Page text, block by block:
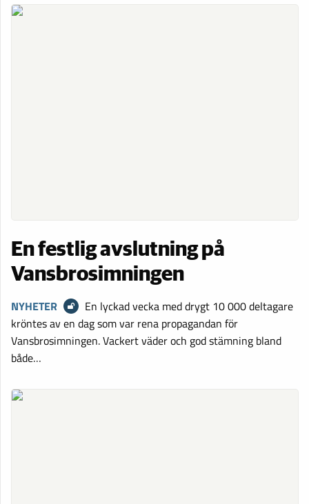
En festlig avslutning på
Vansbrosimningen
NYHETER
En lyckad vecka med drygt 10 000 deltagare
kröntes av en dag som var rena propagandan för
Vansbrosimningen. Vackert väder och god stämning bland
både…